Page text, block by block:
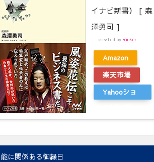
イナビ新書） [ 森
澤勇司 ]
created by Rinker
Amazon
楽天市場
Yahooショ
能に関係ある御縁日